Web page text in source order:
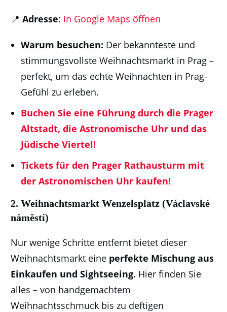
📍 Adresse: In Google Maps öffnen
Warum besuchen: Der bekannteste und
stimmungsvollste Weihnachtsmarkt in Prag –
perfekt, um das echte Weihnachten in Prag-
Gefühl zu erleben.
Buchen Sie eine Führung durch die Prager
Altstadt, die Astronomische Uhr und das
Jüdische Viertel!
Tickets für den Prager Rathausturm mit
der Astronomischen Uhr kaufen!
2. Weihnachtsmarkt Wenzelsplatz (Václavské
náměstí)
Nur wenige Schritte entfernt bietet dieser
Weihnachtsmarkt eine perfekte Mischung aus
Einkaufen und Sightseeing. Hier finden Sie
alles – von handgemachtem
Weihnachtsschmuck bis zu deftigen